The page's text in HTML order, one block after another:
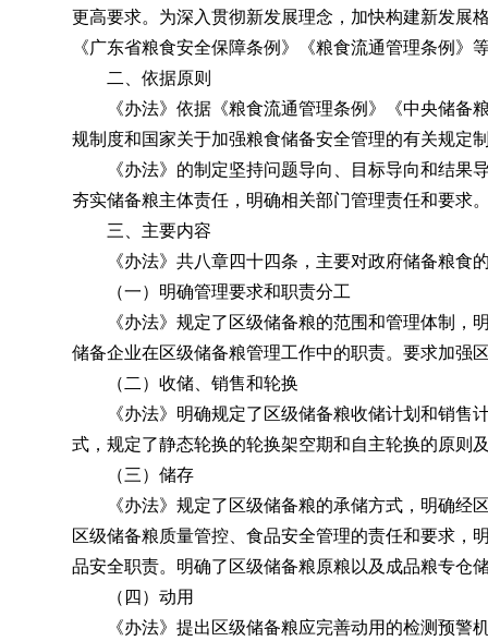
更高要求。 为深入贯彻新发展理念，加快构建新发展
《广东省粮食安全保障条例》《粮食流通管理条例》
二、依据原则
《办法》依据《粮食流通管理条例》《中央储备
规制度和国家关于加强粮食储备安全管理的有关规定
《办法》的制定坚持问题导向、目标导向和结果
夯实储备粮主体责任 ， 明确相关部门管理责任和要求
三、主要内容
《办法》共八章四十四条 ， 主要对政府储备粮食
（一）明确管理要求和职责分工
《办法》规定了区级储备粮的范围和管理体制 ，
储备企业在区级储备粮管理工作中的职责。要求加强
（二）收储、销售和轮换
《办法》明确规定了区级储备粮收储计划和销售
式 ， 规定了静态轮换的轮换架空期和自主轮换的原则
（三）储存
《办法》规定了区级储备粮的承储方式 ， 明确经
区级储备粮质量管控、食品安全管理的责任和要求 ，
品安全职责。 明确了区级储备粮原粮以及成品粮专仓
（四）动用
《办法》提出区级储备粮应完善动用的检测预警